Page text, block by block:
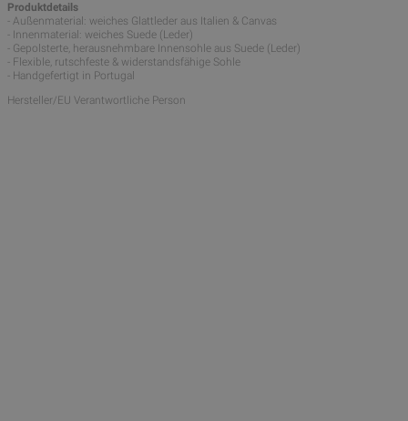
Produktdetails
- Außenmaterial: weiches Glattleder aus Italien & Canvas
- Innenmaterial: weiches Suede (Leder)
- Gepolsterte, herausnehmbare Innensohle aus Suede (Leder)
- Flexible, rutschfeste & widerstandsfähige Sohle
- Handgefertigt in Portugal
Hersteller/EU Verantwortliche Person